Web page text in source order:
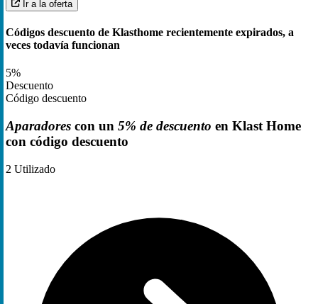
Ir a la oferta
Códigos descuento de Klasthome recientemente expirados, a
veces todavía funcionan
5%
Descuento
Código descuento
Aparadores con un 5% de descuento en Klast Home
con código descuento
2 Utilizado